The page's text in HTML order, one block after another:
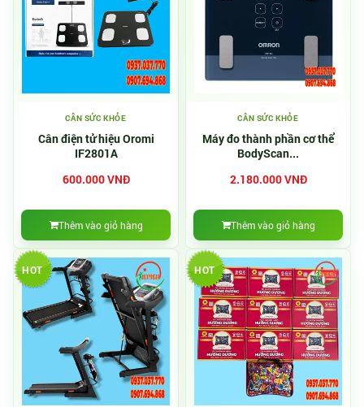
CÂN SỨC KHỎE
Cân điện tử hiệu Oromi
IF2801A
600.000 VNĐ
Thêm vào giỏ hàng
CÂN SỨC KHỎE
Máy đo thành phần cơ thể
BodyScan...
2.180.000 VNĐ
Thêm vào giỏ hàng
HOT HOT